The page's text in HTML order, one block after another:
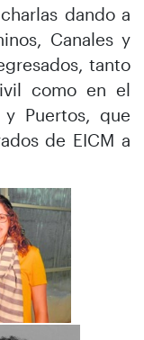
dando a
Canales y
tanto
como en el
y Puertos, que
de EICM a